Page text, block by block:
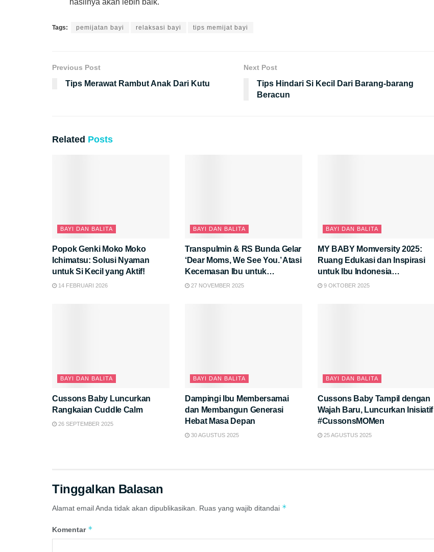
Tags: pemijatan bayi relaksasi bayi tips memijat bayi
Previous Post
Tips Merawat Rambut Anak Dari Kutu
Next Post
Tips Hindari Si Kecil Dari Barang-barang
Beracun
Related Posts
BAYI DAN BALITA
Popok Genki Moko Moko
Ichimatsu: Solusi Nyaman
untuk Si Kecil yang Aktif!
14 FEBRUARI 2026
BAYI DAN BALITA
Transpulmin & RS Bunda Gelar
‘Dear Moms, We See You.’ Atasi
Kecemasan Ibu untuk
Kesehatan Bayi & Intimate
27 NOVEMBER 2025
BAYI DAN BALITA
MY BABY Momversity 2025:
Ruang Edukasi dan Inspirasi
untuk Ibu Indonesia
Membangun Generasi Hebat
9 OKTOBER 2025
BAYI DAN BALITA
Cussons Baby Luncurkan
Rangkaian Cuddle Calm
26 SEPTEMBER 2025
BAYI DAN BALITA
Dampingi Ibu Membersamai
dan Membangun Generasi
Hebat Masa Depan
30 AGUSTUS 2025
BAYI DAN BALITA
Cussons Baby Tampil dengan
Wajah Baru, Luncurkan Inisiatif
#CussonsMOMen
25 AGUSTUS 2025
Tinggalkan Balasan
Alamat email Anda tidak akan dipublikasikan. Ruas yang wajib ditandai *
Komentar *